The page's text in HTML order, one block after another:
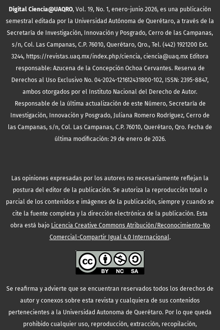
Digital Ciencia@UAQRO, Vol. 19, No. 1, enero-junio 2026, es una publicación
semestral editada por la Universidad Autónoma de Querétaro, a través de la
Secretaría de Investigación, Innovación y Posgrado, Cerro de las Campanas,
s/n, Col. Las Campanas, C.P. 76010, Querétaro, Qro., Tel. (442) 1921200 Ext.
3244, https://revistas.uaq.mx/index.php/ciencia, ciencia@uaq.mx Editora
responsable: Azucena de la Concepción Ochoa Cervantes. Reserva de
Derechos al Uso Exclusivo No. 04-2024-121612431800-102, ISSN: 2395-8847,
ambos otorgados por el Instituto Nacional del Derecho de Autor.
Responsable de la última actualización de este Número, Secretaría de
Investigación, Innovación y Posgrado, Juliana Romero Rodríguez, Cerro de
las Campanas, s/n, Col. Las Campanas, C.P. 76010, Querétaro, Qro. Fecha de
última modificación: 29 de enero de 2026.
Las opiniones expresadas por los autores no necesariamente reflejan la
postura del editor de la publicación. Se autoriza la reproducción total o
parcial de los contenidos e imágenes de la publicación, siempre y cuando se
cite la fuente completa y la dirección electrónica de la publicación. Esta
obra está bajo Licencia Creative Commons Atribución/Reconocimiento-No
Comercial-Compartir Igual 4.0 Internacional.
Se reafirma y advierte que se encuentran reservados todos los derechos de
autor y conexos sobre esta revista y cualquiera de sus contenidos
pertenecientes a la Universidad Autonoma de Querétaro. Por lo que queda
prohibido cualquier uso, reproducción, extracción, recopilación,